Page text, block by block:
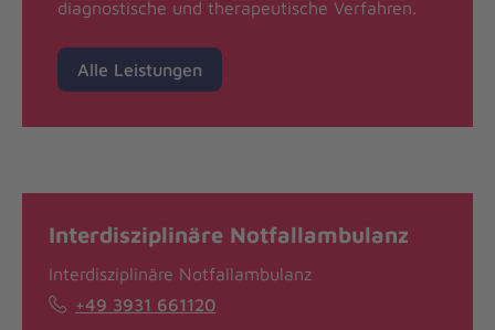
diagnostische und therapeutische Verfahren.
Alle Leistungen
Interdisziplinäre Notfallambulanz
Interdisziplinäre Notfallambulanz
+49 3931 661120